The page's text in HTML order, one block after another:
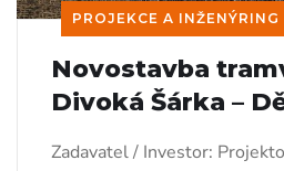
PROJEKCE A INŽENÝRING
Novostavba
Divoká Šárka –
Zadavatel / Investor: